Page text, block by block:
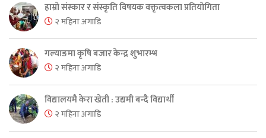
हाम्रो संस्कार र संस्कृति विषयक वक्तृत्वकला प्रतियोगिता
२ महिना अगाडि
गल्याङमा कृषि बजार केन्द्र शुभारम्भ
२ महिना अगाडि
विद्यालयमै केरा खेती : उद्यमी बन्दै विद्यार्थी
२ महिना अगाडि